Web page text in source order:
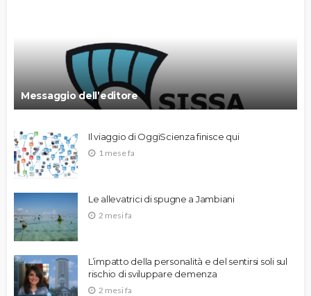
Messaggio dell’editore
Il viaggio di OggiScienza finisce qui
1 mese fa
Le allevatrici di spugne a Jambiani
2 mesi fa
L’impatto della personalità e del sentirsi soli sul
rischio di sviluppare demenza
2 mesi fa